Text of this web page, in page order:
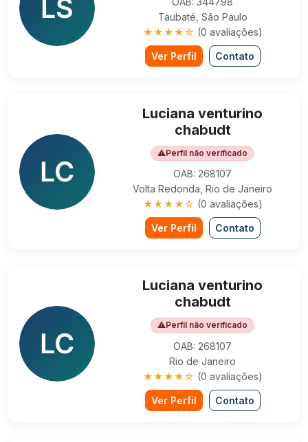
Taubaté, São Paulo
★★★★☆ (0 avaliações)
Ver Perfil Contato
Luciana venturino
chabudt
⚠Perfil não verificado
OAB: 268107
Volta Redonda, Rio de Janeiro
★★★★☆ (0 avaliações)
Ver Perfil Contato
Luciana venturino
chabudt
⚠Perfil não verificado
OAB: 268107
Rio de Janeiro
★★★★☆ (0 avaliações)
Ver Perfil Contato